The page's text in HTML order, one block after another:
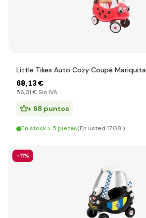
Little Tikes Auto Cozy Coupé Mariquita
68,13 €
56,31 € Sin IVA
+ 68 puntos
En stock > 5 piezas(En usted 17.08.)
-11%